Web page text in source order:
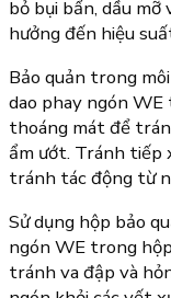
bỏ bụi bẩn, dầu
hưởng đến hiệu
Bảo quản trong
dao phay ngón
thoáng mát để
ẩm ướt. Tránh tiếp
tránh tác động từ
Sử dụng hộp bảo
ngón WE trong
tránh va đập và